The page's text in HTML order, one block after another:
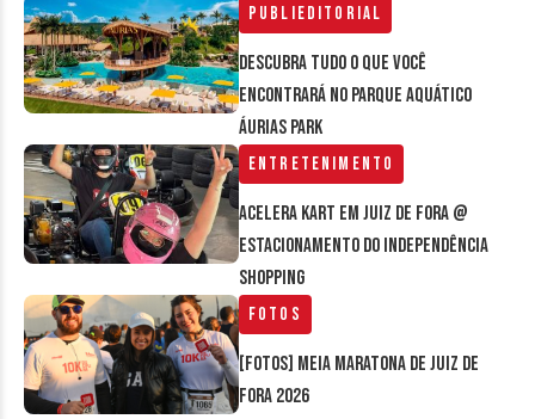
Publieditorial
Descubra tudo o que você
encontrará no parque aquático
Áurias Park
Entretenimento
Acelera Kart em Juiz de Fora @
estacionamento do Independência
Shopping
Fotos
[FOTOS] Meia Maratona de Juiz de
Fora 2026